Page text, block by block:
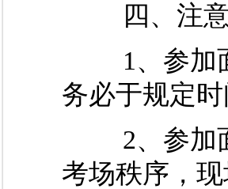
四、注意
1、参加面
务必于规定
2、参加面
考场秩序，